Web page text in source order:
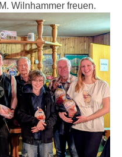
Wilnhammer freuen.